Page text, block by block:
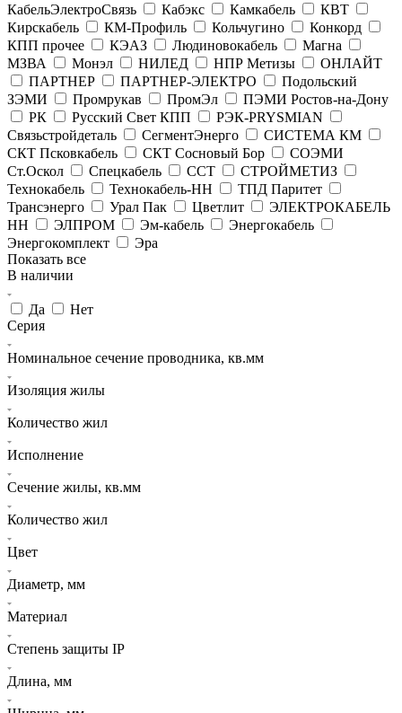
КабельЭлектроСвязь
Кабэкс Камкабель
КВТ
Кирскабель
КМ-Профиль Кольчугино
Конкорд
КПП прочее
КЭАЗ Людиновокабель
Магна
МЗВА
Монэл НИЛЕД НПР Метизы
ОНЛАЙТ
ПАРТНЕР
ПАРТНЕР-ЭЛЕКТРО
Подольский
ЗЭМИ
Промрукав ПромЭл
ПЭМИ Ростов-на-Дону
РК
Русский Свет КПП
РЭК-PRYSMIAN
Связьстройдеталь
СегментЭнерго
СИСТЕМА КМ
СКТ Псковкабель
СКТ Сосновый Бор
СОЭМИ
Ст.Оскол
Спецкабель ССТ
СТРОЙМЕТИЗ
Технокабель
Технокабель-НН
ТПД Паритет
Трансэнерго
Урал Пак Цветлит
ЭЛЕКТРОКАБЕЛЬ
НН
ЭЛПРОМ Эм-кабель
Энергокабель
Энергокомплект
Эра
Показать все
В наличии
Да
Нет
Серия
Номинальное сечение проводника, кв.мм
Изоляция жилы
Количество жил
Исполнение
Сечение жилы, кв.мм
Количество жил
Цвет
Диаметр, мм
Материал
Степень защиты IP
Длина, мм